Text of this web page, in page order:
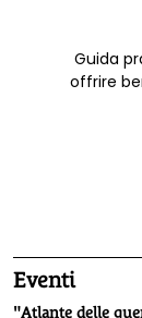
Guida
Eventi
"Atlante delle